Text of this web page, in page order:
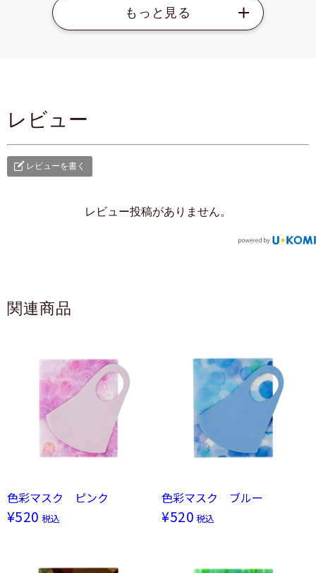
(1) マスクのとがった方を上にして広げます。
使用上の注意
本製品は肌に触れた瞬間冷たく感じる素材を使用していま
すが、感じ方には個人差があります。
脱することができない方には使用しないでください。
皮膚に異常がある場合や、異常が現れた場合は直ちに使用
マスクのにおいが気になったり、息苦しさを感じた場合は
使用を中止してください。
本製品着用時に生じたウイルス疾患、事故等の責任は負い
かねます。
乳幼児の手の届かない場所に保管してください。
高温多湿な場所、直射日光のあたる場所での保管は避けて
素材の性質上、変色することがありますが品質には問題あ
りません。
注意ください。
レビュー
レビューを書く
レビュー投稿がありません。
関連商品
色彩マスク ピンク
¥520 税込
色彩マスク ブルー
¥520 税込